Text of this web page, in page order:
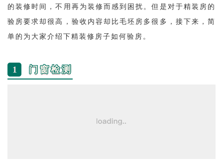
的装修时间，不用再为装修而感到困扰。但是对于精装房的
验房要求却很高，验收内容却比毛坯房多很多，接下来，简
单的为大家介绍下精装修房子如何验房。
1 门窗检测